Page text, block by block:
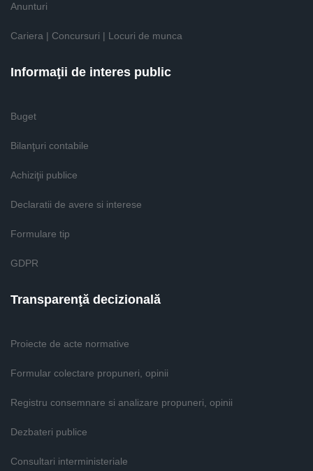
Anunturi
Cariera | Concursuri | Locuri de munca
Informaţii de interes public
Buget
Bilanţuri contabile
Achiziţii publice
Declaratii de avere si interese
Formulare tip
GDPR
Transparenţă decizională
Proiecte de acte normative
Formular colectare propuneri, opinii
Registru consemnare si analizare propuneri, opinii
Dezbateri publice
Consultari interministeriale